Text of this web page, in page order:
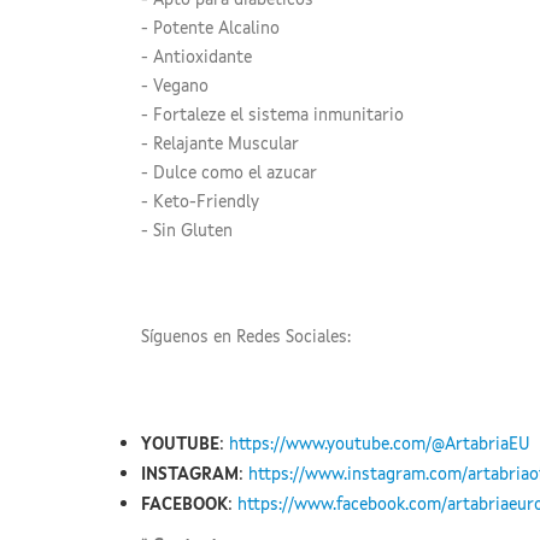
- Potente Alcalino
- Antioxidante
- Vegano
- Fortaleze el sistema inmunitario
- Relajante Muscular
- Dulce como el azucar
- Keto-Friendly
- Sin Gluten
Síguenos en Redes Sociales:
YOUTUBE: https://www.youtube.com/@ArtabriaEU
INSTAGRAM : https://www.instagram.com/
FACEBOOK: https://www.facebook.com/